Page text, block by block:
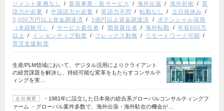
ジメント業務なし
新規事業・新サービス 海外出張 海外折衝
英
語力が必要
中国語力が必要 英語力不問 転勤なし
土日祝休み
3,000万円以上資金調達済
1億円以上資金調達済
ポテンシャル採用
（未経験可）
サービス責任者 開発責任者 海外転勤
年収600万
以上
インセンティブ制度 フレックス勤務
リモートワーク可能
育児支援制度
生産/PLM領域において、デジタル活用によりクライアント
の経営課題を解決し、持続可能な変革をもたらすコンサルテ
ィングを実…
会社概要
・1981年に設立した日本発の総合系グローバルコンサルティングフ
ァーム ・グローバル案件多数で、海外出張・海外駐在の機会が…